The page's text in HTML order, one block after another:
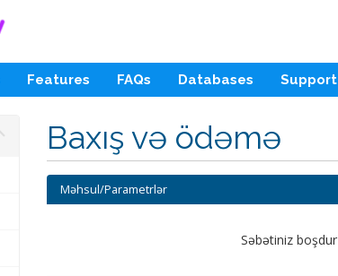
Features FAQs Databases Support
Baxış və ödəmə
Məhsul/Parametrlər
Səbətiniz boşdur